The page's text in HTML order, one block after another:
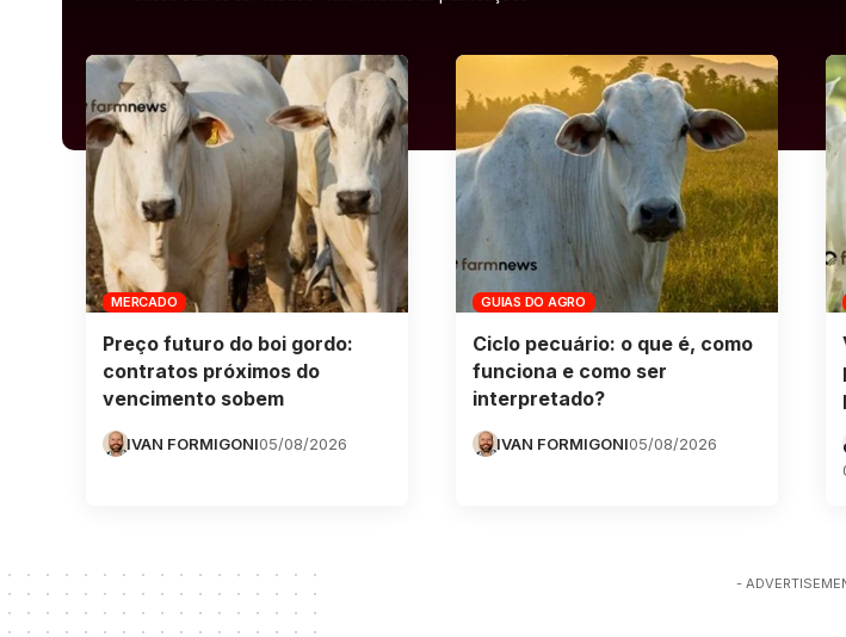
MERCADO
Preço futuro do boi gordo:
contratos próximos do
vencimento sobem
IVAN FORMIGONI05/08/2026
GUIAS DO AGRO
Ciclo pecuário: o que é, como
funciona e como ser
interpretado?
IVAN FORMIGONI05/08/2026
-